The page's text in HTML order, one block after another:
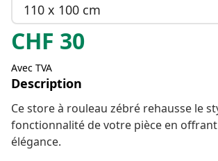
110 x 100 cm
CHF 30
Avec TVA
Description
Ce store à rouleau zébré rehausse le
fonctionnalité de votre pièce en
élégance.